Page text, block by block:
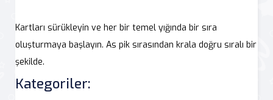
Kartları sürükleyin ve her bir temel yığında bir sıra
oluşturmaya başlayın. As pik sırasından krala doğru sıralı bir
şekilde.
Kategoriler: